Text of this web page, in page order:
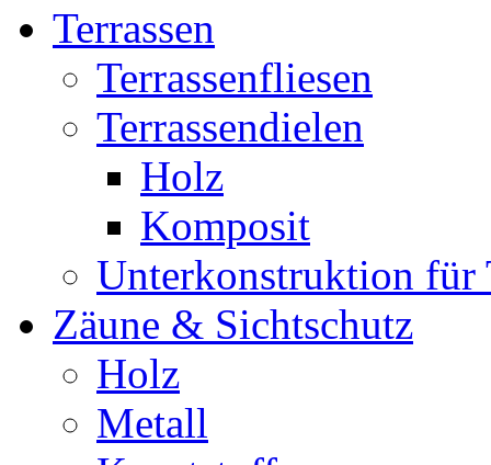
Terrassen
Terrassenfliesen
Terrassendielen
Holz
Komposit
Unterkonstruktion für
Zäune & Sichtschutz
Holz
Metall